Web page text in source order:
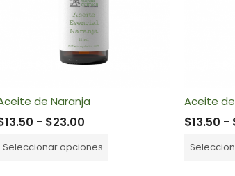
de Naranja
13.50 - $23.00
Seleccionar opciones
Aceite
$13.50 -